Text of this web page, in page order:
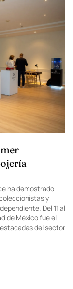
ha demostrado
y
Del 11 al
de México fue el
del sector